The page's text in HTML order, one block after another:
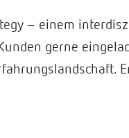
– einem
gerne